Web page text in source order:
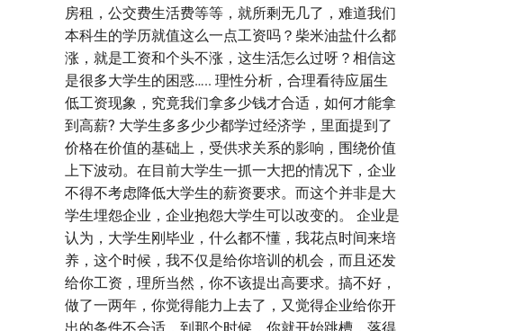
房租，公交费生活费等等，就所剩无几了，难道我们
本科生的学历就值这么一点工资吗？柴米油盐什么都
涨，就是工资和个头不涨，这生活怎么过呀？相信这
是很多大学生的困惑….. 理性分析，合理看待应届生
低工资现象，究竟我们拿多少钱才合适，如何才能拿
到高薪? 大学生多多少少都学过经济学，里面提到了
价格在价值的基础上，受供求关系的影响，围绕价值
上下波动。在目前大学生一抓一大把的情况下，企业
不得不考虑降低大学生的薪资要求。而这个并非是大
学生埋怨企业，企业抱怨大学生可以改变的。 企业是
认为，大学生刚毕业，什么都不懂，我花点时间来培
养，这个时候，我不仅是给你培训的机会，而且还发
给你工资，理所当然，你不该提出高要求。搞不好，
做了一两年，你觉得能力上去了，又觉得企业给你开